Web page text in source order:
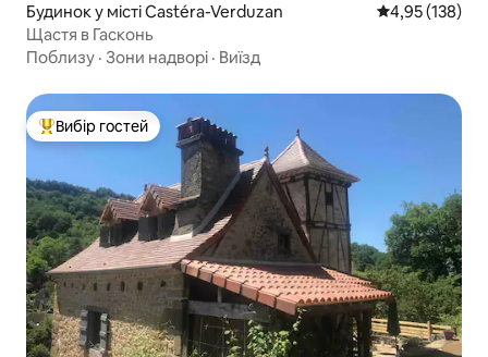
Будинок у місті Castéra-Verduzan Середня
4,95 (138)
Щастя в Гасконь
Поблизу · Зони надворі · Виїзд
Топ вибір гостей
Вибір гостей